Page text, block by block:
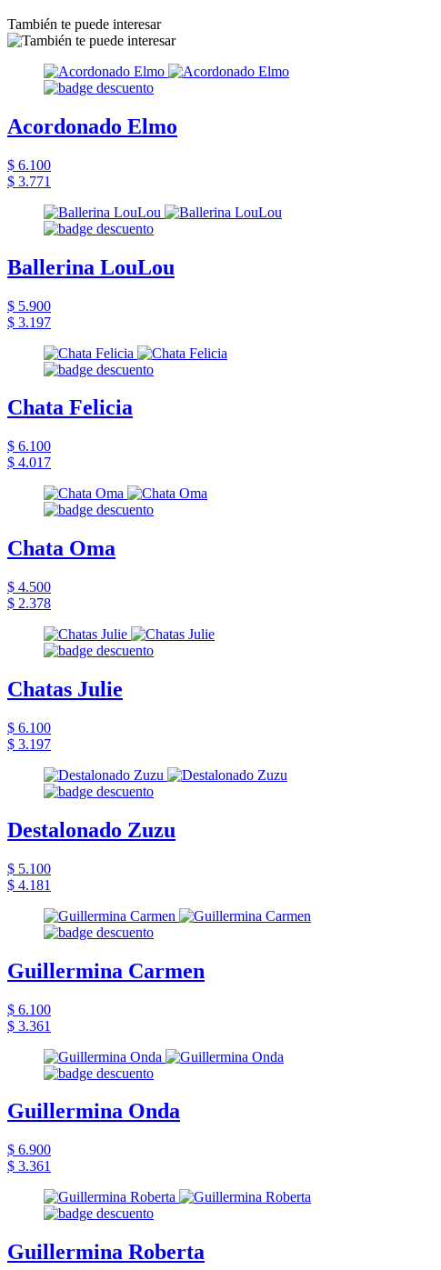
También te puede interesar
Acordonado Elmo
$ 6.100
$ 3.771
Ballerina LouLou
$ 5.900
$ 3.197
Chata Felicia
$ 6.100
$ 4.017
Chata Oma
$ 4.500
$ 2.378
Chatas Julie
$ 6.100
$ 3.197
Destalonado Zuzu
$ 5.100
$ 4.181
Guillermina Carmen
$ 6.100
$ 3.361
Guillermina Onda
$ 6.900
$ 3.361
Guillermina Roberta